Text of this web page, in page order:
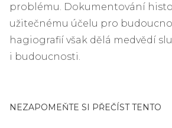
problému. Dokumentování
užitečnému účelu pro
hagiografií však dělá medvědí
i budoucnosti.
NEZAPOMEŇTE SI PŘEČÍST TENTO